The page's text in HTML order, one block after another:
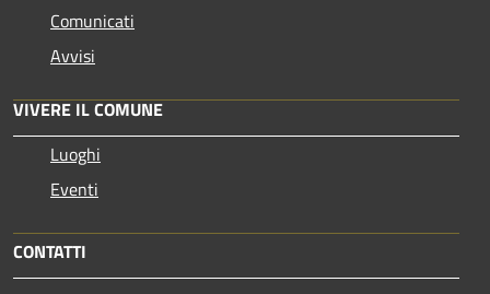
Comunicati
Avvisi
VIVERE IL COMUNE
Luoghi
Eventi
CONTATTI